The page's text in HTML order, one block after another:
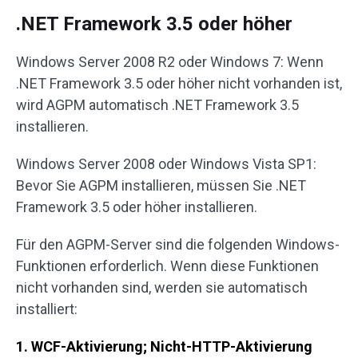
.NET Framework 3.5 oder höher
Windows Server 2008 R2 oder Windows 7: Wenn
.NET Framework 3.5 oder höher nicht vorhanden ist,
wird AGPM automatisch .NET Framework 3.5
installieren.
Windows Server 2008 oder Windows Vista SP1:
Bevor Sie AGPM installieren, müssen Sie .NET
Framework 3.5 oder höher installieren.
Für den AGPM-Server sind die folgenden Windows-
Funktionen erforderlich. Wenn diese Funktionen
nicht vorhanden sind, werden sie automatisch
installiert:
1. WCF-Aktivierung; Nicht-HTTP-Aktivierung